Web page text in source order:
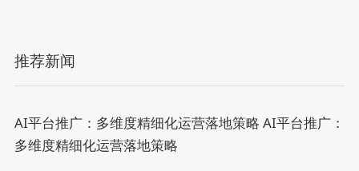
推荐新闻
AI平台推广：多维度精细化运营落地策略 AI平台推广：
多维度精细化运营落地策略